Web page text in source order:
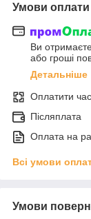
Умови оплати
Ви
або гроші
Детальніше
Оплатити
Післяплата
Оплата на
Всі умови
Умови